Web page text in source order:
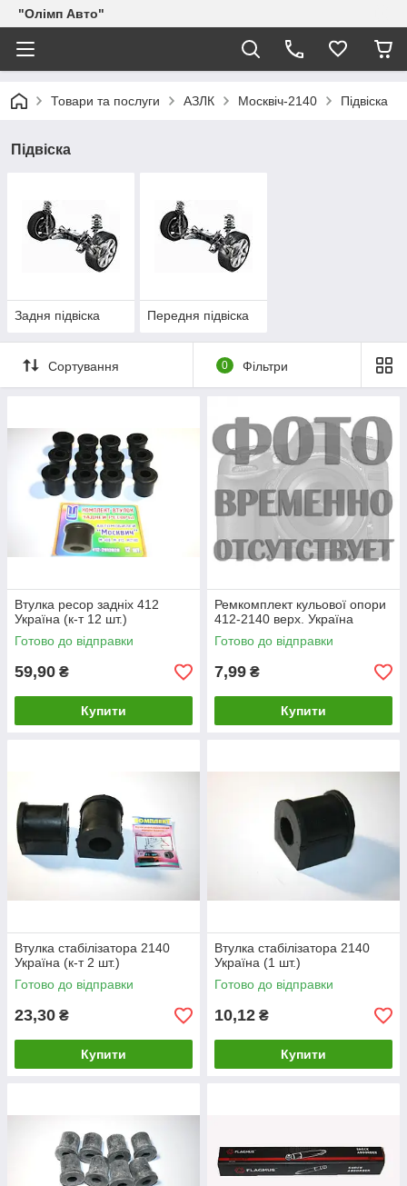
"Олімп Авто"
Товари та послуги АЗЛК Москвіч-2140 Підвіска
Підвіска
Задня підвіска Передня підвіска
Сортування 0 Фільтри
Втулка ресор задніх 412
Україна (к-т 12 шт.)
Готово до відправки
59,90 ₴
Купити
Ремкомплект кульової опори
412-2140 верх. Україна
Готово до відправки
7,99 ₴
Купити
Втулка стабілізатора 2140
Україна (к-т 2 шт.)
Готово до відправки
23,30 ₴
Купити
Втулка стабілізатора 2140
Україна (1 шт.)
Готово до відправки
10,12 ₴
Купити